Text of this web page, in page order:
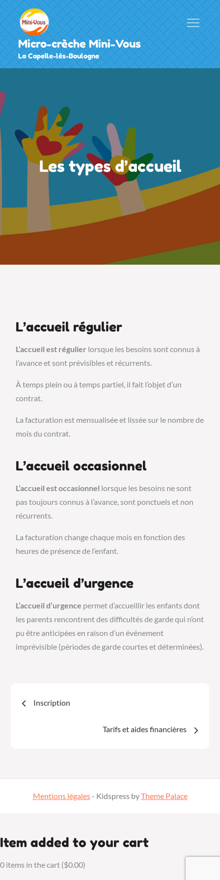
Micro-crèche Mini-Vous
La Capelle-lès-Boulogne
Les types d’accueil
L’accueil régulier
L’accueil est régulier lorsque les besoins sont connus à
l’avance et sont prévisibles et récurrents.
À temps plein ou à temps partiel, il fait l’objet d’un
contrat.
La facturation est mensualisée et lissée sur le nombre de
mois du contrat.
L’accueil occasionnel
L’accueil est occasionnel lorsque les besoins ne sont
pas toujours connus à l’avance, sont ponctuels et non
récurrents.
La facturation change chaque mois en fonction des
heures de présence de l’enfant.
L’accueil d’urgence
L’accueil d’urgence permet d’accueillir les enfants dont
les parents rencontrent des difficultés de garde qui n’ont
pu être anticipées en raison d’un événement
imprévisible (périodes de garde courtes et déterminées).
Inscription
Tarifs et aides financières
Mentions légales- Kidspress byTheme Palace
Item added to your cart
0 items in the cart ($0.00)